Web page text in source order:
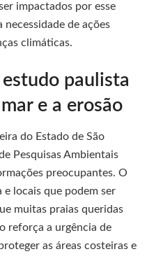
impactados por esse
de ações
climáticas.
paulista
e a erosão
do Estado de São
Pesquisas Ambientais
preocupantes. O
locais que podem ser
muitas praias queridas
reforça a urgência de
as áreas costeiras e